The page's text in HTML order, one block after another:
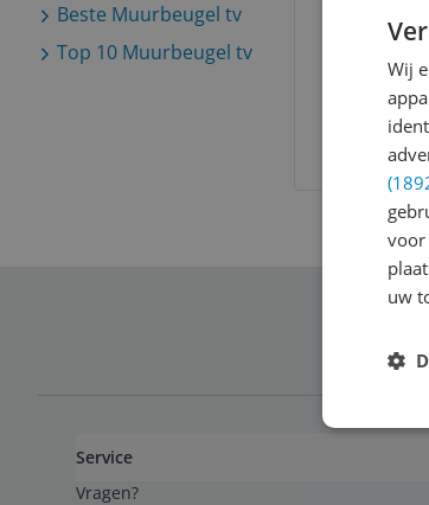
Beste Muurbeugel tv
Top 10 Muurbeugel tv
Allteq
Beugel
v.a. €
2
Ga
Service
Vragen?
Wij
voor
uw